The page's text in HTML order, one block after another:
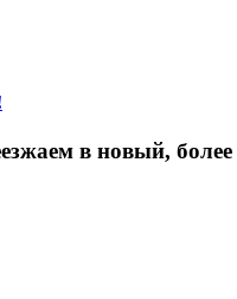
в новый, более